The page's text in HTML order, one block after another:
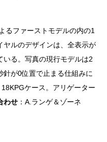
るファーストモデルの内の1
ヤルのデザインは、全表示が
る。写真の現行モデルは2
が0位置で止まる仕組みに
ケース。アリゲーター
わせ ：A.ランゲ＆ゾーネ